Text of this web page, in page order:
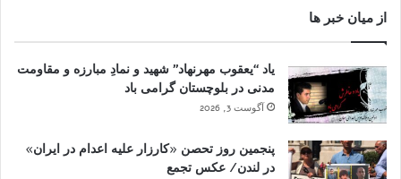
از میان خبر ها
یاد “یعقوب مهرنهاد” شهید و نمادِ مبارزه و مقاومت
مدنی در بلوچستان گرامی باد
آگوست 3, 2026
پنجمین روز تحصن «کارزار علیه اعدام در ایران»
در لندن/ عکس تجمع